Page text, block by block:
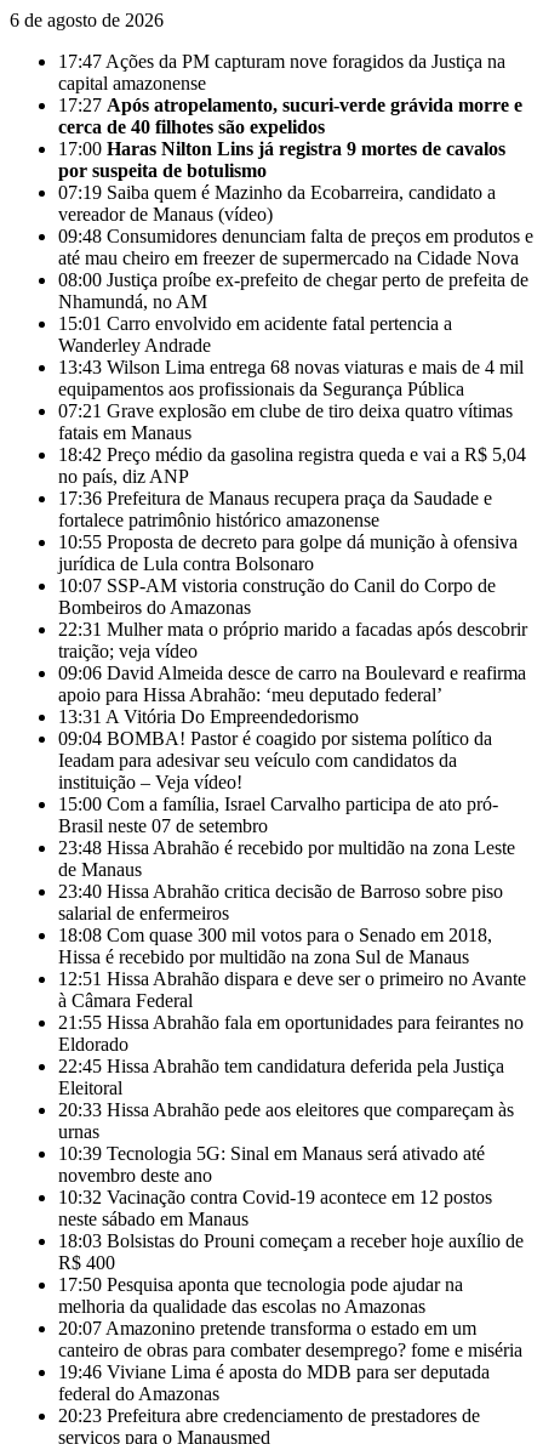
6 de agosto de 2026
17:47 Ações da PM capturam nove foragidos da Justiça na
capital amazonense
17:27 Após atropelamento, sucuri-verde grávida morre e
cerca de 40 filhotes são expelidos
17:00 Haras Nilton Lins já registra 9 mortes de cavalos
por suspeita de botulismo
07:19 Saiba quem é Mazinho da Ecobarreira, candidato a
vereador de Manaus (vídeo)
09:48 Consumidores denunciam falta de preços em produtos e
até mau cheiro em freezer de supermercado na Cidade Nova
08:00 Justiça proíbe ex-prefeito de chegar perto de prefeita de
Nhamundá, no AM
15:01 Carro envolvido em acidente fatal pertencia a
Wanderley Andrade
13:43 Wilson Lima entrega 68 novas viaturas e mais de 4 mil
equipamentos aos profissionais da Segurança Pública
07:21 Grave explosão em clube de tiro deixa quatro vítimas
fatais em Manaus
18:42 Preço médio da gasolina registra queda e vai a R$ 5,04
no país, diz ANP
17:36 Prefeitura de Manaus recupera praça da Saudade e
fortalece patrimônio histórico amazonense
10:55 Proposta de decreto para golpe dá munição à ofensiva
jurídica de Lula contra Bolsonaro
10:07 SSP-AM vistoria construção do Canil do Corpo de
Bombeiros do Amazonas
22:31 Mulher mata o próprio marido a facadas após descobrir
traição; veja vídeo
09:06 David Almeida desce de carro na Boulevard e reafirma
apoio para Hissa Abrahão: ‘meu deputado federal’
13:31 A Vitória Do Empreendedorismo
09:04 BOMBA! Pastor é coagido por sistema político da
Ieadam para adesivar seu veículo com candidatos da
instituição – Veja vídeo!
15:00 Com a família, Israel Carvalho participa de ato pró-
Brasil neste 07 de setembro
23:48 Hissa Abrahão é recebido por multidão na zona Leste
de Manaus
23:40 Hissa Abrahão critica decisão de Barroso sobre piso
salarial de enfermeiros
18:08 Com quase 300 mil votos para o Senado em 2018,
Hissa é recebido por multidão na zona Sul de Manaus
12:51 Hissa Abrahão dispara e deve ser o primeiro no Avante
à Câmara Federal
21:55 Hissa Abrahão fala em oportunidades para feirantes no
Eldorado
22:45 Hissa Abrahão tem candidatura deferida pela Justiça
Eleitoral
20:33 Hissa Abrahão pede aos eleitores que compareçam às
urnas
10:39 Tecnologia 5G: Sinal em Manaus será ativado até
novembro deste ano
10:32 Vacinação contra Covid-19 acontece em 12 postos
neste sábado em Manaus
18:03 Bolsistas do Prouni começam a receber hoje auxílio de
R$ 400
17:50 Pesquisa aponta que tecnologia pode ajudar na
melhoria da qualidade das escolas no Amazonas
20:07 Amazonino pretende transforma o estado em um
canteiro de obras para combater desemprego? fome e miséria
19:46 Viviane Lima é aposta do MDB para ser deputada
federal do Amazonas
20:23 Prefeitura abre credenciamento de prestadores de
serviços para o Manausmed